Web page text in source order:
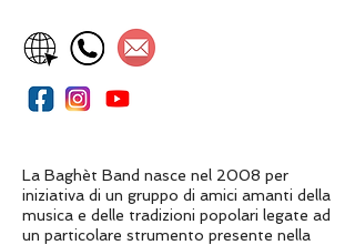
La Baghèt Band nasce nel 2008 per
iniziativa di un gruppo di amici amanti della
musica e delle tradizioni popolari legate ad
un particolare strumento presente nella